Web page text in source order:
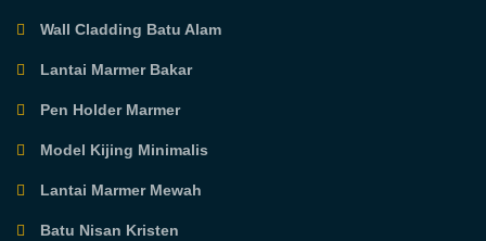
Wall Cladding Batu Alam
Lantai Marmer Bakar
Pen Holder Marmer
Model Kijing Minimalis
Lantai Marmer Mewah
Batu Nisan Kristen